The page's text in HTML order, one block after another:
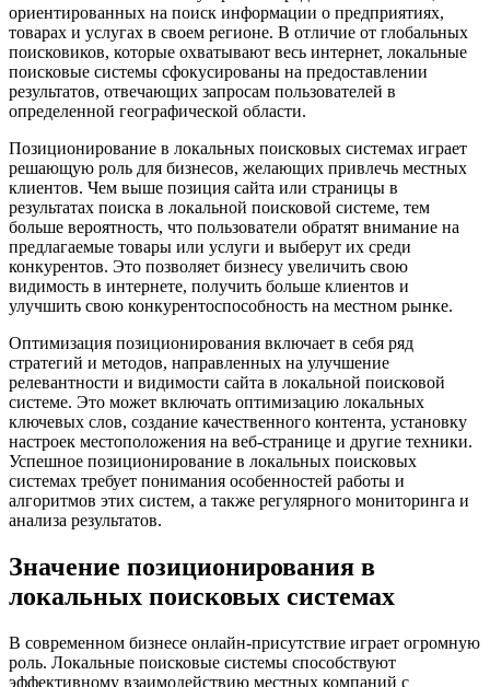
ориентированных на поиск информации о предприятиях,
товарах и услугах в своем регионе. В отличие от глобальных
поисковиков, которые охватывают весь интернет, локальные
поисковые системы сфокусированы на предоставлении
результатов, отвечающих запросам пользователей в
определенной географической области.
Позиционирование в локальных поисковых системах играет
решающую роль для бизнесов, желающих привлечь местных
клиентов. Чем выше позиция сайта или страницы в
результатах поиска в локальной поисковой системе, тем
больше вероятность, что пользователи обратят внимание на
предлагаемые товары или услуги и выберут их среди
конкурентов. Это позволяет бизнесу увеличить свою
видимость в интернете, получить больше клиентов и
улучшить свою конкурентоспособность на местном рынке.
Оптимизация позиционирования включает в себя ряд
стратегий и методов, направленных на улучшение
релевантности и видимости сайта в локальной поисковой
системе. Это может включать оптимизацию локальных
ключевых слов, создание качественного контента, установку
настроек местоположения на веб-странице и другие техники.
Успешное позиционирование в локальных поисковых
системах требует понимания особенностей работы и
алгоритмов этих систем, а также регулярного мониторинга и
анализа результатов.
Значение позиционирования в
локальных поисковых системах
В современном бизнесе онлайн-присутствие играет огромную
роль. Локальные поисковые системы способствуют
эффективному взаимодействию местных компаний с